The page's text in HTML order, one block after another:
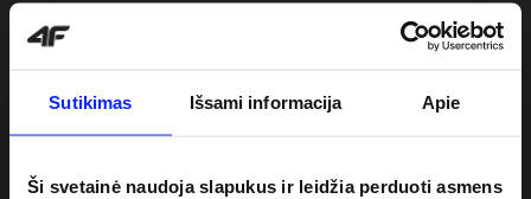
Sutikimas Išsami informacija Apie
Ši svetainė naudoja slapukus ir leidžia perduoti asmens